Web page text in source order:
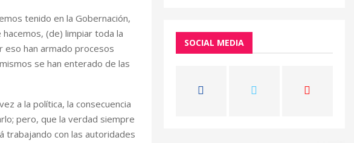
tenido en la Gobernación,
(de) limpiar toda la
eso han armado procesos
se han enterado de las
a la política, la consecuencia
pero, que la verdad siempre
trabajando con las autoridades
f
SOCIAL MEDIA